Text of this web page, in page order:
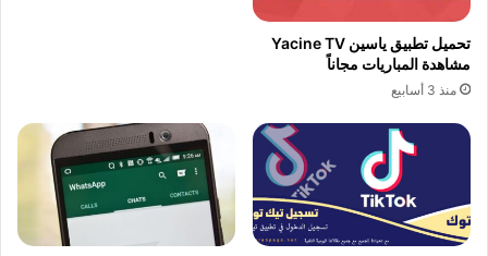
تحميل تطبيق ياسين Yacine TV
مشاهدة المباريات مجاناً
منذ 3 أسابيع